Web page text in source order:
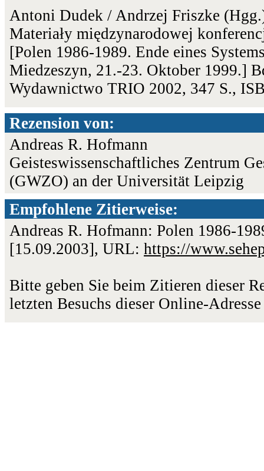
Antoni Dudek / Andrzej Friszke
Materiały międzynarodowej
[Polen 1986-1989. Ende eines
Miedzeszyn, 21.-23. Oktober 1999.]
Wydawnictwo TRIO 2002, 347 S.,
Rezension von:
Andreas R. Hofmann
Geisteswissenschaftliches Zentrum
(GWZO) an der Universität Leipzig
Empfohlene Zitierweise:
Andreas R. Hofmann: Polen 1986-
[15.09.2003], URL: https://
Bitte geben Sie beim Zitieren dieser
letzten Besuchs dieser Online-Adresse